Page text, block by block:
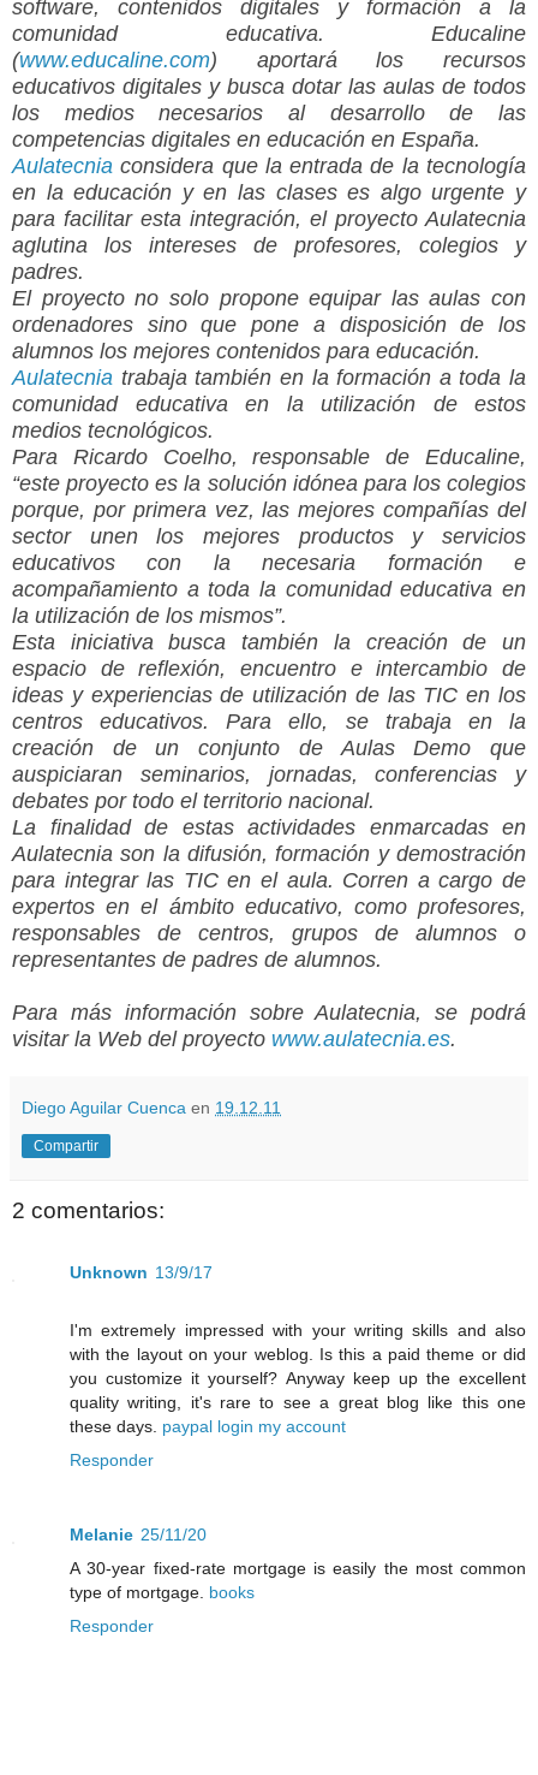
software, contenidos digitales y formación a la
comunidad educativa. Educaline
(www.educaline.com) aportará los recursos
educativos digitales y busca dotar las aulas de todos
los medios necesarios al desarrollo de las
competencias digitales en educación en España.
Aulatecniaconsidera que la entrada de la tecnología
en la educación y en las clases es algo urgente y
para facilitar esta integración, el proyecto Aulatecnia
aglutina los intereses de profesores, colegios y
padres.
El proyecto no solo propone equipar las aulas con
ordenadores sino que pone a disposición de los
alumnos los mejores contenidos para educación.
Aulatecnia trabaja también en la formación a toda la
comunidad educativa en la utilización de estos
medios tecnológicos.
Para Ricardo Coelho, responsable de Educaline,
“este proyecto es la solución idónea para los colegios
porque, por primera vez, las mejores compañías del
sector unen los mejores productos y servicios
educativos con la necesaria formación e
acompañamiento a toda la comunidad educativa en
la utilización de los mismos”.
Esta iniciativa busca también la creación de un
espacio de reflexión, encuentro e intercambio de
ideas y experiencias de utilización de las TIC en los
centros educativos. Para ello, se trabaja en la
creación de un conjunto de Aulas Demo que
auspiciaran seminarios, jornadas, conferencias y
debates por todo el territorio nacional.
La finalidad de estas actividades enmarcadas en
Aulatecnia son la difusión, formación y demostración
para integrar las TIC en el aula. Corren a cargo de
expertos en el ámbito educativo, como profesores,
responsables de centros, grupos de alumnos o
representantes de padres de alumnos.
Para más información sobre Aulatecnia, se podrá
visitar la Web del proyecto www.aulatecnia.es.
Diego Aguilar Cuenca en 19.12.11
Compartir
2 comentarios:
Unknown 13/9/17
I'm extremely impressed with your writing skills and also
with the layout on your weblog. Is this a paid theme or did
you customize it yourself? Anyway keep up the excellent
quality writing, it's rare to see a great blog like this one
these days. paypal login my account
Responder
Melanie 25/11/20
A 30-year fixed-rate mortgage is easily the most common
type of mortgage. books
Responder